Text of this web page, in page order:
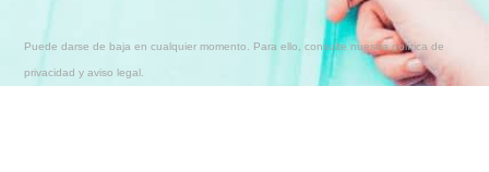
Puede darse de baja en cualquier momento. Para ello, consulte nuestra política de
privacidad y aviso legal.